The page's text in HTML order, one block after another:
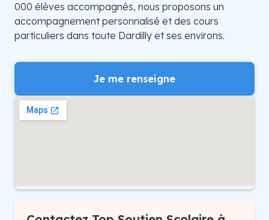
000 élèves accompagnés, nous proposons un
accompagnement personnalisé et des cours
particuliers dans toute Dardilly et ses environs.
Je me renseigne